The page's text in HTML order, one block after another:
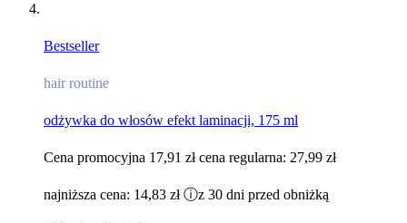
Bestseller
hair routine
odżywka do włosów efekt laminacji, 175 ml
Cena promocyjna 17,91 zł cena regularna: 27,99 zł
najniższa cena: 14,83 zł ⓘz 30 dni przed obniżką